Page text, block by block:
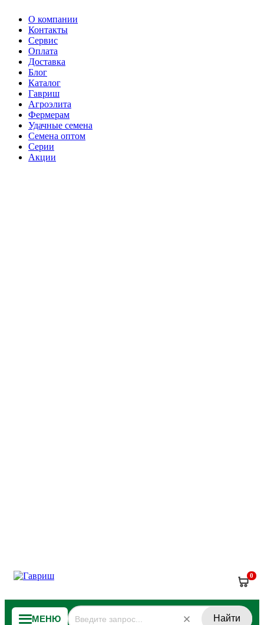
О компании
Контакты
Сервис
Оплата
Доставка
Блог
Каталог
Гавриш
Агроэлита
Фермерам
Удачные семена
Семена оптом
Серии
Акции
0
МЕНЮ Найти